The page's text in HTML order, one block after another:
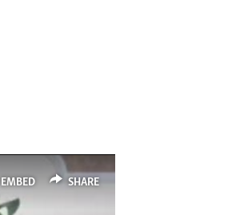
EMBED SHARE